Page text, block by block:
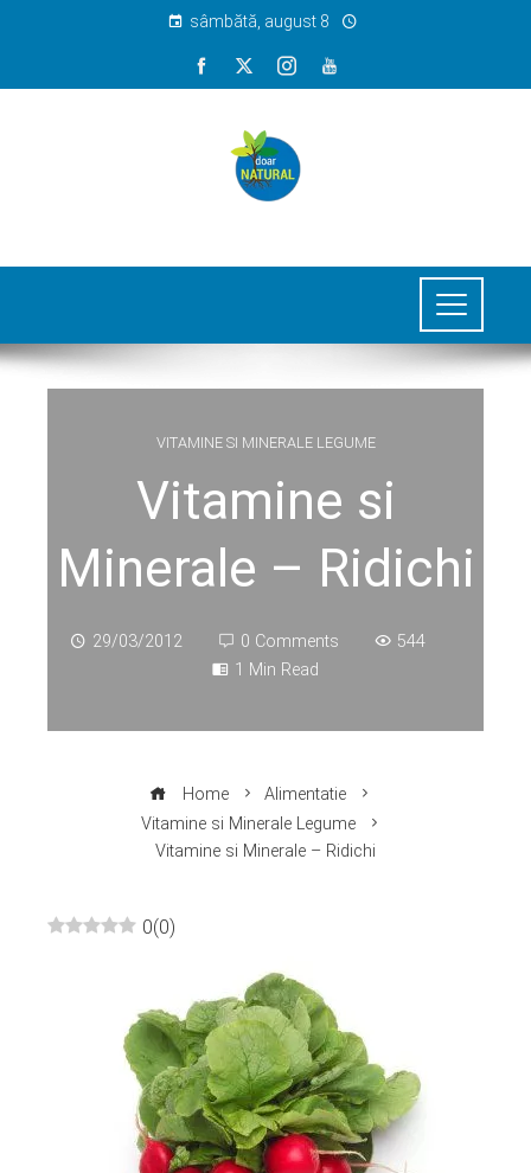
sâmbătă, august 8
VITAMINE SI MINERALE LEGUME
Vitamine si
Minerale – Ridichi
29/03/2012 0 Comments
544
1 Min Read
Home
Alimentatie
Vitamine si Minerale Legume
Vitamine si Minerale – Ridichi
0(0)